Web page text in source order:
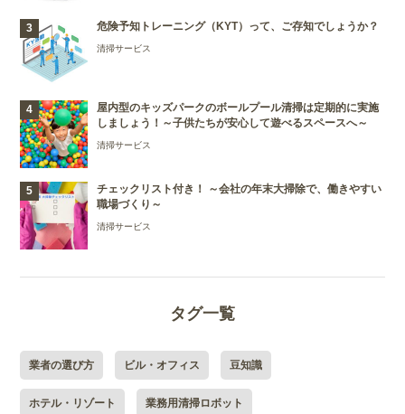
危険予知トレーニング（KYT）って、ご存知でしょうか？
清掃サービス
屋内型のキッズパークのボールプール清掃は定期的に実施
しましょう！～子供たちが安心して遊べるスペースへ～
清掃サービス
チェックリスト付き！ ～会社の年末大掃除で、働きやすい
職場づくり～
清掃サービス
タグ一覧
業者の選び方 ビル・オフィス 豆知識
ホテル・リゾート 業務用清掃ロボット